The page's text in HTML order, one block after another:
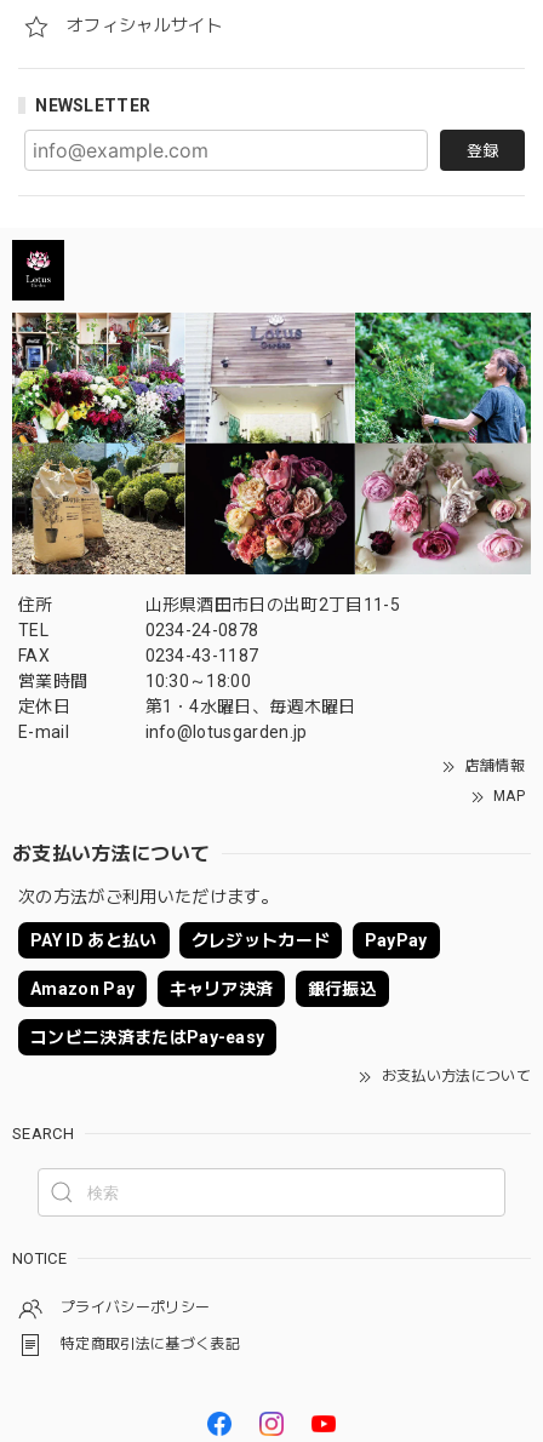
オフィシャルサイト
NEWSLETTER
登録
住所
山形県酒田市日の出町2丁目11-5
TEL
0234-24-0878
FAX
0234-43-1187
営業時間
10:30～18:00
定休日
第1・4水曜日、毎週木曜日
E-mail
info@lotusgarden.jp
店舗情報
MAP
お支払い方法について
次の方法がご利用いただけます。
PAY ID あと払い クレジットカード PayPay
Amazon Pay キャリア決済 銀行振込
コンビニ決済またはPay-easy
お支払い方法について
SEARCH
NOTICE
プライバシーポリシー
特定商取引法に基づく表記